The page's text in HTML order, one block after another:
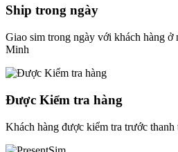
Ship trong ngày
Giao sim trong ngày với khách hàng
Minh
Được Kiểm tra hàng
Khách hàng được kiểm tra trước thanh